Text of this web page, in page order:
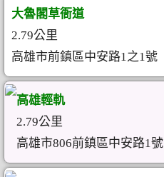
大魯閣草衙道
2.79公里
高雄市前鎮區中安路1之1號
高雄輕軌
2.79公里
高雄市806前鎮區中安路1號